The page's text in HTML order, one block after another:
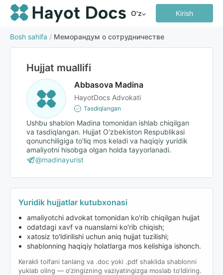
O'z Kirish
Bosh sahifa / Меморандум о сотрудничестве
Hujjat muallifi
Abbasova Madina
HayotDocs Advokati
Tasdiqlangan
Ushbu shablon Madina tomonidan ishlab chiqilgan
va tasdiqlangan. Hujjat O'zbekiston Respublikasi
qonunchiligiga to'liq mos keladi va haqiqiy yuridik
amaliyotni hisobga olgan holda tayyorlanadi.
@madinayurist
Yuridik hujjatlar kutubxonasi
amaliyotchi advokat tomonidan ko'rib chiqilgan hujjat
odatdagi xavf va nuanslarni ko'rib chiqish;
xatosiz to'ldirilishi uchun aniq hujjat tuzilishi;
shablonning haqiqiy holatlarga mos kelishiga ishonch.
Kerakli toifani tanlang va .doc yoki .pdf shaklida shablonni
yuklab oling — o‘zingizning vaziyatingizga moslab to‘ldiring.